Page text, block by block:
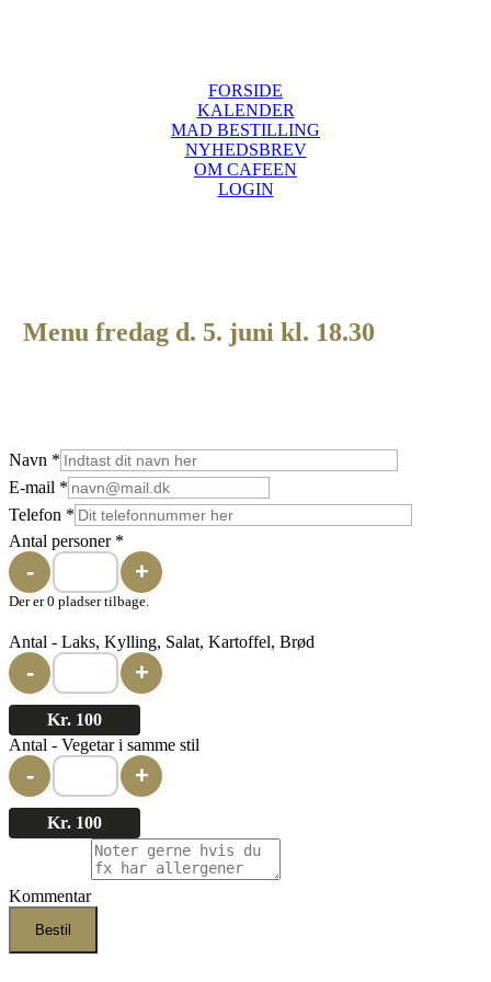
FORSIDE
KALENDER
MAD BESTILLING
NYHEDSBREV
OM CAFEEN
LOGIN
Menu fredag d. 5. juni kl. 18.30
Navn *
E-
mail
stil
Brød
E-mail *
Telefon *
Antal personer *
- +
Der er 0 pladser tilbage.
Antal - Laks, Kylling, Salat, Kartoffel, Brød
- +
Kr. 100
Antal - Vegetar i samme stil
- +
Kr. 100
Kommentar
Bestil